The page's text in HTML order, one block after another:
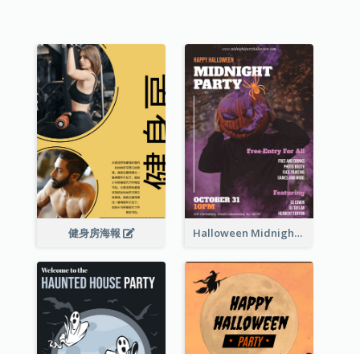
健身房海報 Halloween Midnight Party Poster